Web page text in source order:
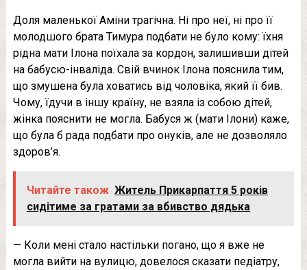
Доля маленької Аміни трагічна. Ні про неї, ні про її
молодшого брата Тимура подбати не було кому: їхня
рідна мати Ілона поїхала за кордон, залишивши дітей
на бабусю-інваліда. Свій вчинок Ілона пояснила тим,
що змушена була ховатись від чоловіка, який її бив.
Чому, їдучи в іншу країну, не взяла із собою дітей,
жінка пояснити не могла. Бабуся ж (мати Ілони) каже,
що була б рада подбати про онуків, але не дозволяло
здоров’я.
Читайте також Житель Прикарпаття 5 років
сидітиме за гратами за вбивство дядька
— Коли мені стало настільки погано, що я вже не
могла вийти на вулицю, довелося сказати педіатру,